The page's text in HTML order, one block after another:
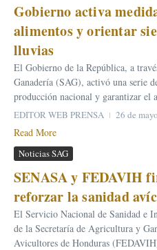
Gobierno activa
alimentos y orientar
lluvias
El Gobierno de la República, a
Ganadería (SAG), activó una serie
producción nacional y garantizar el
EDITOR WEB PRENSA 26 de
Read More
Noticias SAG
SENASA y FEDAVIH
reforzar la sanidad
El Servicio Nacional de Sanidad e
de la Secretaría de Agricultura y
Avicultores de Honduras